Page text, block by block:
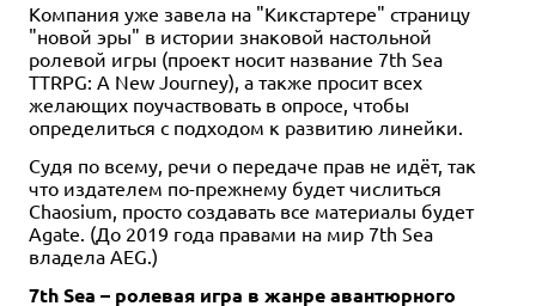
Компания уже завела на "Кикстартере" страницу
"новой эры" в истории знаковой настольной
ролевой игры (проект носит название 7th Sea
TTRPG: A New Journey), а также просит всех
желающих поучаствовать в опросе, чтобы
определиться с подходом к развитию линейки.
Судя по всему, речи о передаче прав не идёт, так
что издателем по-прежнему будет числиться
Chaosium, просто создавать все материалы будет
Agate. (До 2019 года правами на мир 7th Sea
владела AEG.)
7th Sea – ролевая игра в жанре авантюрного